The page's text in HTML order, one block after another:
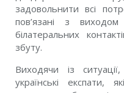
задовольнити всі
пов’язані з
білатеральних
збуту.
Виходячи із
українські експати,